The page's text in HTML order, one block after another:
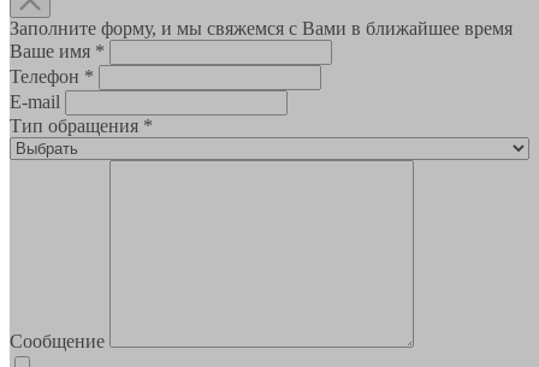
Заполните форму, и мы свяжемся с Вами в ближайшее время
Ваше имя *
Телефон *
E-mail
Тип обращения *
Сообщение